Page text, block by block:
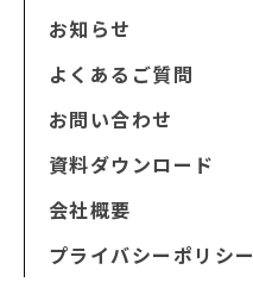
お知らせ
よくあるご質問
お問い合わせ
資料ダウンロード
会社概要
プライバシーポリシー